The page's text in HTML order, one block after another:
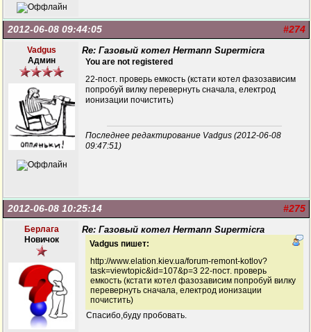
#274
2012-06-08 09:44:05
Vadgus
Админ
Re: Газовый котел Hermann Supermicra
You are not registered
22-пост. проверь емкость (кстати котел фазозависим
попробуй вилку перевернуть сначала, електрод
ионизации почистить)
Последнее редактирование Vadgus (2012-06-08
09:47:51)
#275
2012-06-08 10:25:14
Берлага
Новичок
Re: Газовый котел Hermann Supermicra
Vadgus пишет:
http://www.elation.kiev.ua/forum-remont-kotlov?
task=viewtopic&id=107&p=3 22-пост. проверь
емкость (кстати котел фазозависим попробуй вилку
перевернуть сначала, електрод ионизации
почистить)
Спасибо,буду пробовать.